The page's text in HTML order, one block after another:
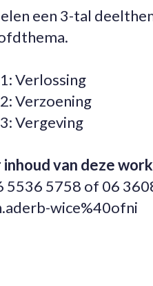
een 3-tal
Verlossing
Verzoening
Vergeving
van deze
5536 5758 of 06
wice%40ofni